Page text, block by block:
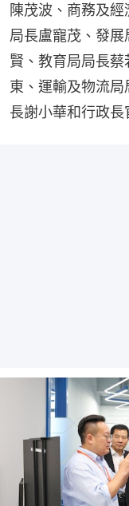
陳茂波、商務及
局長盧寵茂、發
賢、教育局局長
東、運輸及物流
長謝小華和行政長